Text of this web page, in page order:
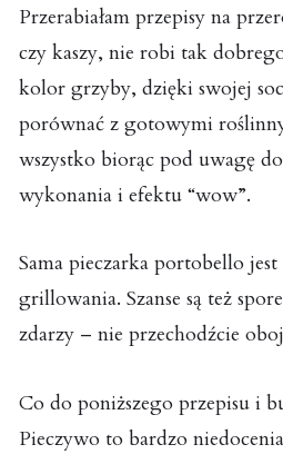
Przerabiałam przepisy na
czy kaszy, nie robi tak
kolor grzyby, dzięki swojej
porównać z gotowymi
wszystko biorąc pod uwagę
wykonania i efektu “wow”.
Sama pieczarka portobello
grillowania. Szanse są też
zdarzy – nie przechodźcie
Co do poniższego przepisu i
Pieczywo to bardzo